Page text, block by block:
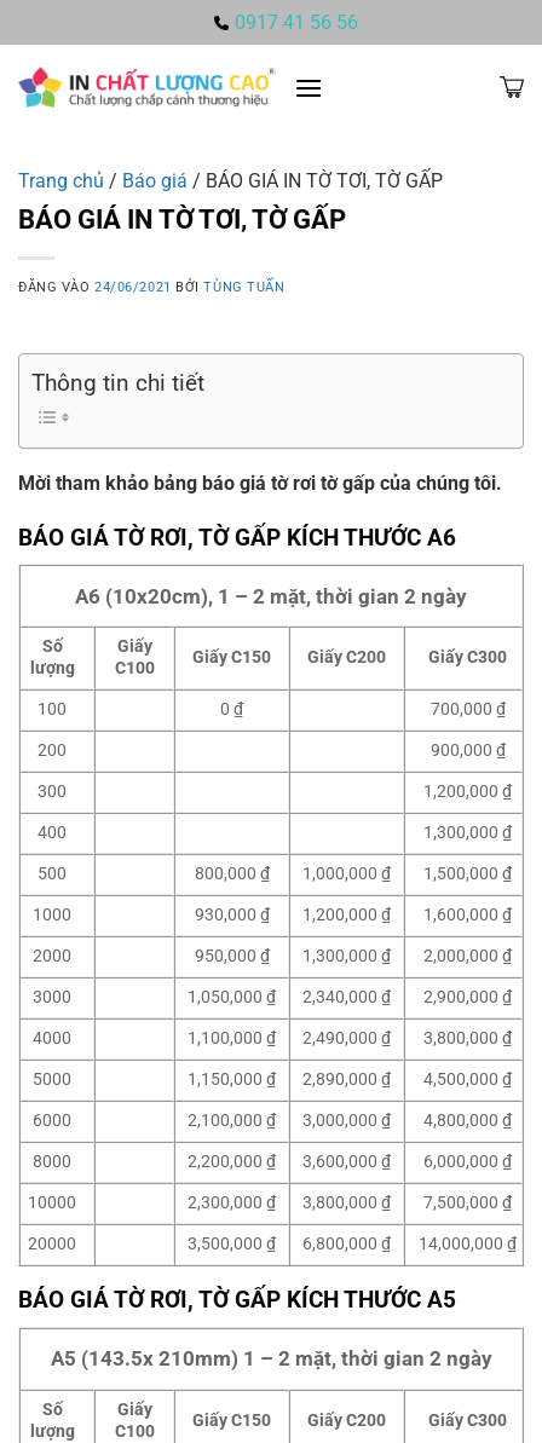
qua
nội
dung
0917 41 56 56
Trang chủ / Báo giá / BÁO GIÁ IN TỜ TƠI, TỜ GẤP
BÁO GIÁ IN TỜ TƠI, TỜ GẤP
ĐĂNG VÀO24/06/2021 BỞITÙNG TUẤN
Thông tin chi tiết
Mời tham khảo bảng báo giá tờ rơi tờ gấp của chúng tôi.
BÁO GIÁ TỜ RƠI, TỜ GẤP KÍCH THƯỚC A6
A6 (10x20cm), 1 – 2 mặt, thời gian 2 ngày
Số
lượng
Giấy
C100
Giấy C150 Giấy C200 Giấy C300
100 0 ₫
700,000 ₫
200
900,000 ₫
300
1,200,000 ₫
400
1,300,000 ₫
500
800,000 ₫ 1,000,000 ₫
1,500,000 ₫
1000
930,000 ₫ 1,200,000 ₫
1,600,000 ₫
2000
950,000 ₫ 1,300,000 ₫
2,000,000 ₫
3000
1,050,000 ₫ 2,340,000 ₫
2,900,000 ₫
4000
1,100,000 ₫ 2,490,000 ₫
3,800,000 ₫
5000
1,150,000 ₫ 2,890,000 ₫
4,500,000 ₫
6000
2,100,000 ₫ 3,000,000 ₫
4,800,000 ₫
8000
2,200,000 ₫ 3,600,000 ₫
6,000,000 ₫
10000
2,300,000 ₫ 3,800,000 ₫
7,500,000 ₫
20000
3,500,000 ₫ 6,800,000 ₫ 14,000,000 ₫
BÁO GIÁ TỜ RƠI, TỜ GẤP KÍCH THƯỚC A5
A5 (143.5x 210mm) 1 – 2 mặt, thời gian 2 ngày
Số
lượng
Giấy
C100
Giấy C150 Giấy C200 Giấy C300